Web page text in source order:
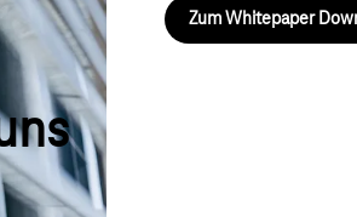
Zum Whitepaper